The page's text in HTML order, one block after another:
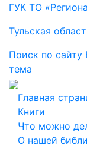
ГУК ТО
Тульская
Поиск по сайту
тема
Главная
Книги
Что можно
О нашей